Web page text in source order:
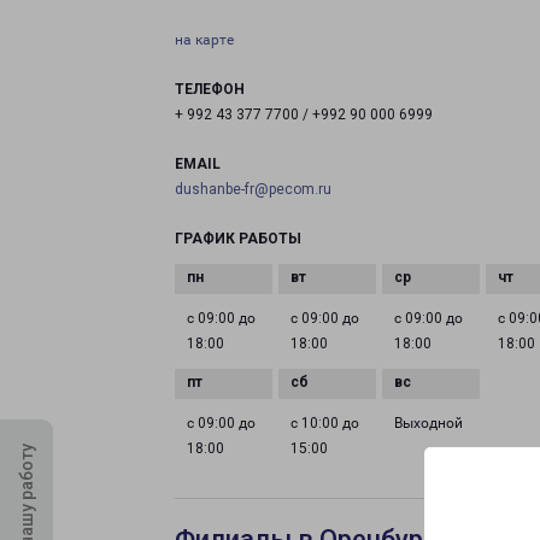
на карте
ТЕЛЕФОН
+ 992 43 377 7700 / +992 90 000 6999
EMAIL
dushanbe-fr@pecom.ru
ГРАФИК РАБОТЫ
с 09:00 до
18:00
с 09:00 до
18:00
с 09:00 до
18:00
с
18:00
с 09:00 до
18:00
с 10:00 до
15:00
Выходной